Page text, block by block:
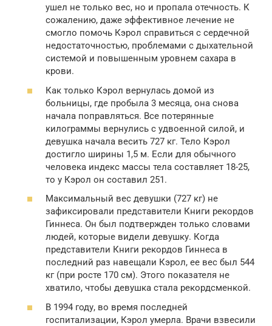
ушел не только вес, но и пропала отечность. К
сожалению, даже эффективное лечение не
смогло помочь Кэрол справиться с сердечной
недостаточностью, проблемами с дыхательной
системой и повышенным уровнем сахара в
крови.
Как только Кэрол вернулась домой из
больницы, где пробыла 3 месяца, она снова
начала поправляться. Все потерянные
килограммы вернулись с удвоенной силой, и
девушка начала весить 727 кг. Тело Кэрол
достигло ширины 1,5 м. Если для обычного
человека индекс массы тела составляет 18-25,
то у Кэрол он составил 251.
Максимальный вес девушки (727 кг) не
зафиксировали представители Книги рекордов
Гиннеса. Он был подтвержден только словами
людей, которые видели девушку. Когда
представители Книги рекордов Гиннеса в
последний раз навещали Кэрол, ее вес был 544
кг (при росте 170 см). Этого показателя не
хватило, чтобы девушка стала рекордсменкой.
В 1994 году, во время последней
госпитализации, Кэрол умерла. Врачи взвесили